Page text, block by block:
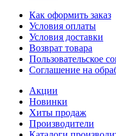
Как оформить заказ
Условия оплаты
Условия доставки
Возврат товара
Пользовательское
Соглашение на
Акции
Новинки
Хиты продаж
Производители